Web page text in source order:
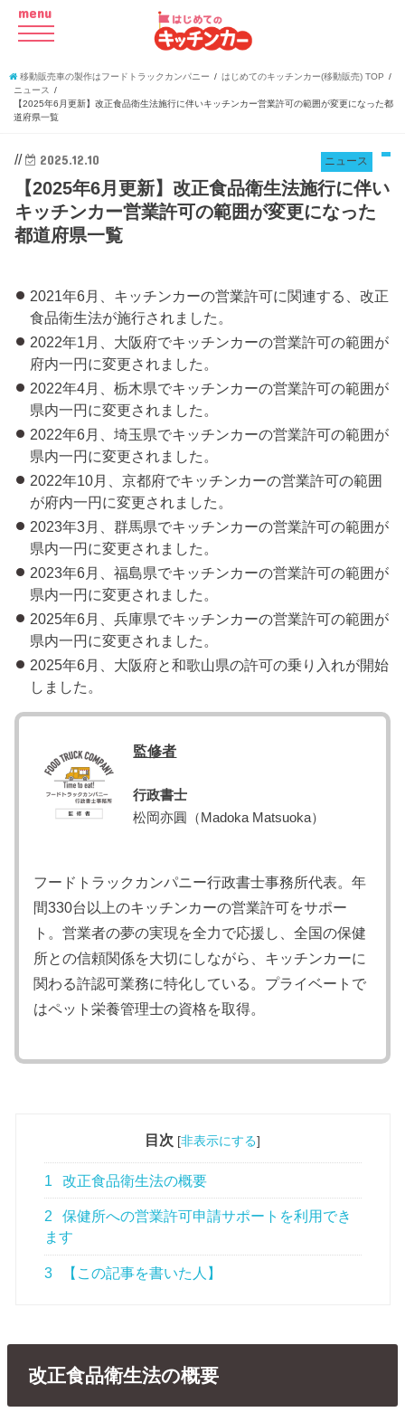
menu
移動販売車の製作はフードトラックカンパニー
はじめてのキッチンカー(移動販売) TOP
ニュース
【2025年6月更新】改正食品衛生法施行に伴いキッチンカー営業許可の範囲が変更になった都
道府県一覧
// ニュース
2025.12.10
【2025年6月更新】改正食品衛生法施行に伴い
キッチンカー営業許可の範囲が変更になった
都道府県一覧
2021年6月、キッチンカーの営業許可に関連する、改正
食品衛生法が施行されました。
2022年1月、大阪府でキッチンカーの営業許可の範囲が
府内一円に変更されました。
2022年4月、栃木県でキッチンカーの営業許可の範囲が
県内一円に変更されました。
2022年6月、埼玉県でキッチンカーの営業許可の範囲が
県内一円に変更されました。
2022年10月、京都府でキッチンカーの営業許可の範囲
が府内一円に変更されました。
2023年3月、群馬県でキッチンカーの営業許可の範囲が
県内一円に変更されました。
2023年6月、福島県でキッチンカーの営業許可の範囲が
県内一円に変更されました。
2025年6月、兵庫県でキッチンカーの営業許可の範囲が
県内一円に変更されました。
2025年6月、大阪府と和歌山県の許可の乗り入れが開始
しました。
監修者
行政書士
松岡亦圓（Madoka Matsuoka）
フードトラックカンパニー行政書士事務所代表。年
間330台以上のキッチンカーの営業許可をサポー
ト。営業者の夢の実現を全力で応援し、全国の保健
所との信頼関係を大切にしながら、キッチンカーに
関わる許認可業務に特化している。プライベートで
はペット栄養管理士の資格を取得。
目次 [非表示にする]
1 改正食品衛生法の概要
2
保健所への営業許可申請サポートを利用でき
ます
3 【この記事を書いた人】
改正食品衛生法の概要